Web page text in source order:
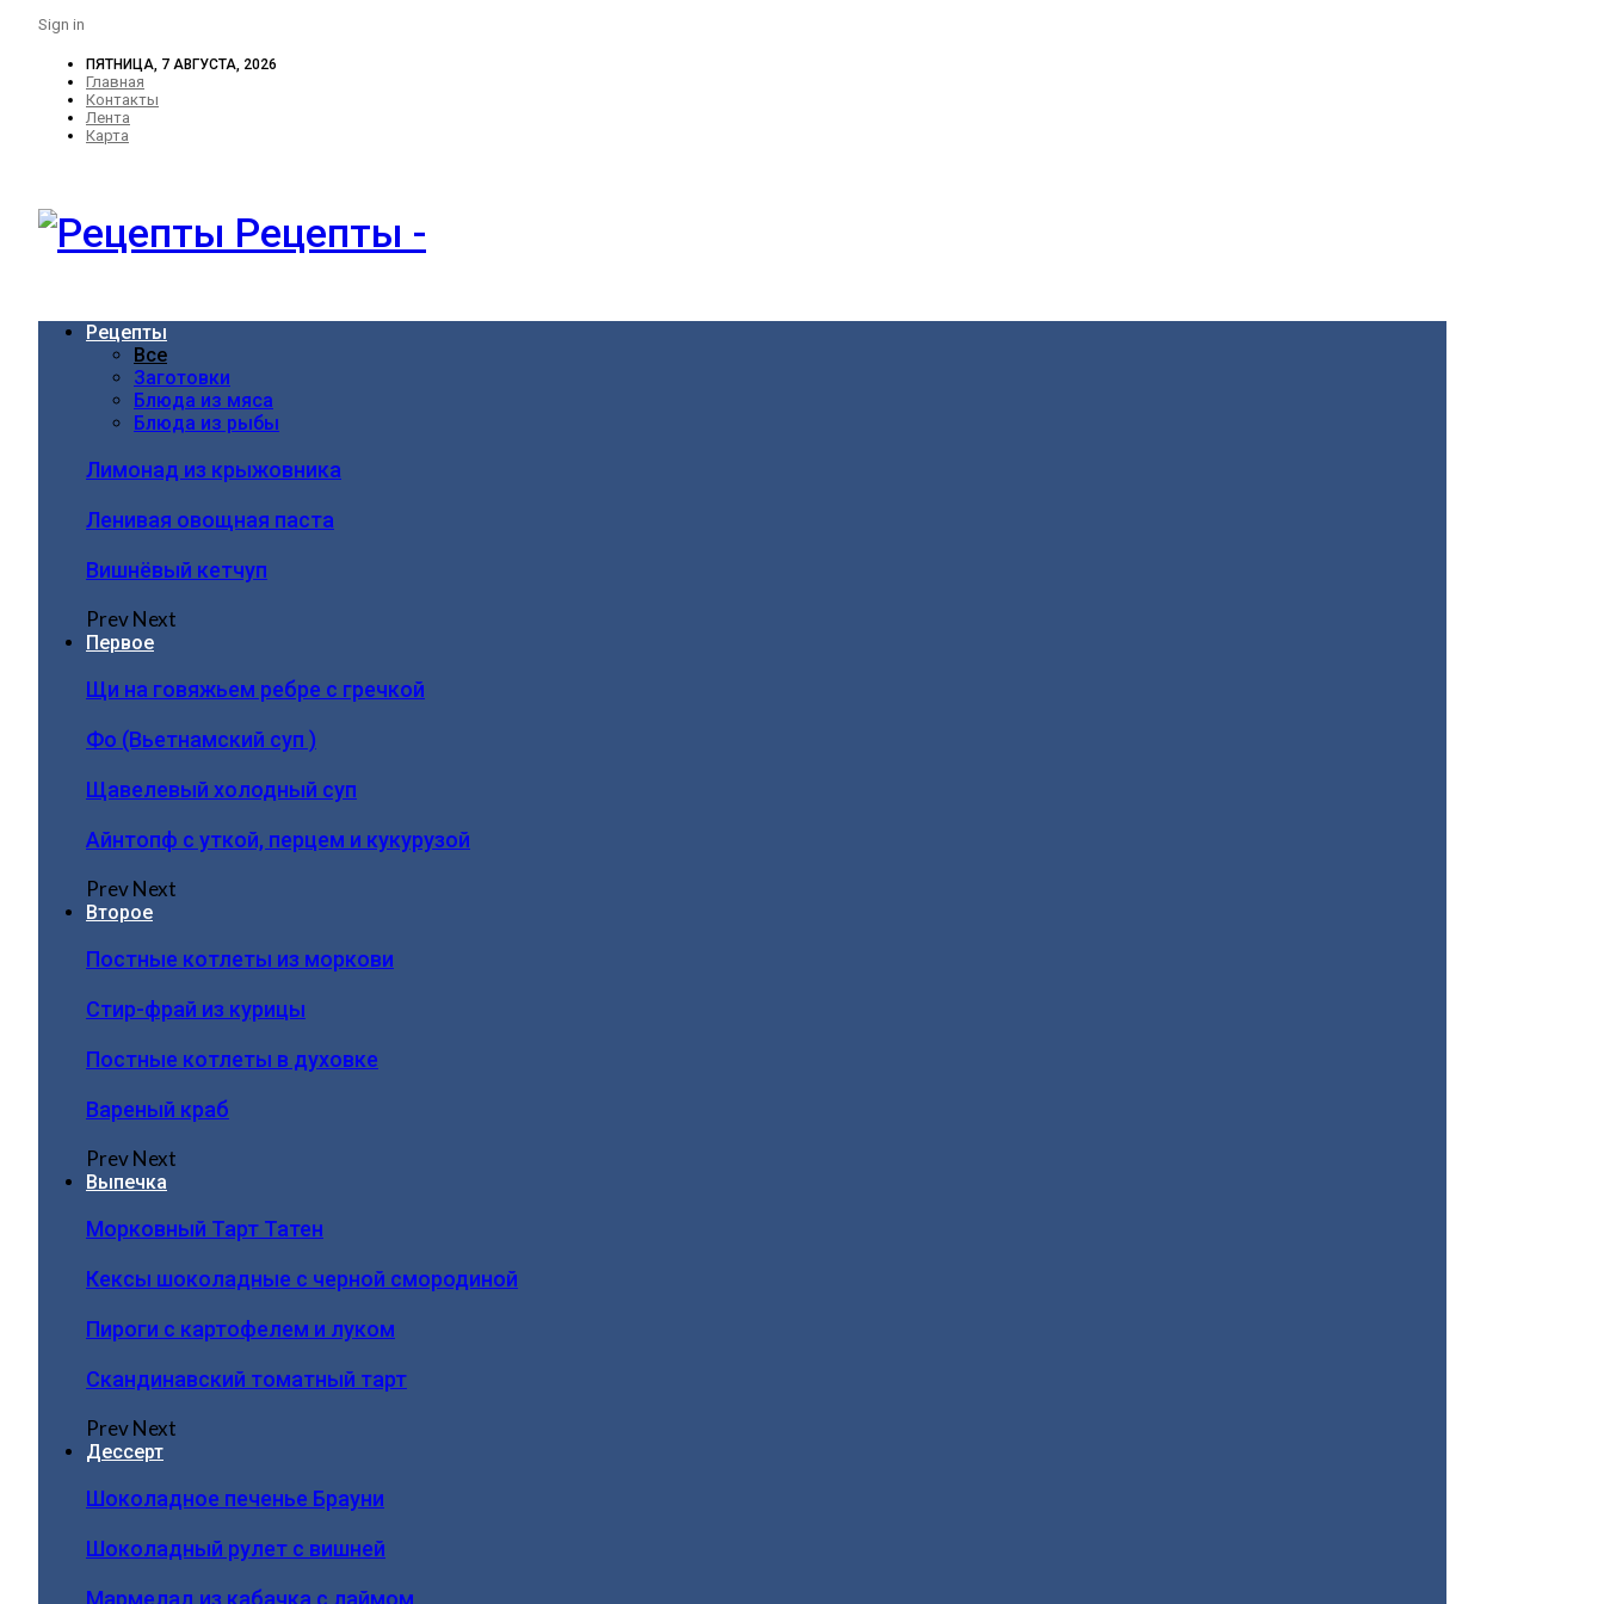
Sign in
ПЯТНИЦА, 7 АВГУСТА, 2026
Главная
Контакты
Лента
Карта
Рецепты -
Рецепты
Все
Заготовки
Блюда из мяса
Блюда из рыбы
Лимонад из крыжовника
Ленивая овощная паста
Вишнёвый кетчуп
PrevNext
Первое
Щи на говяжьем ребре с гречкой
Фо (Вьетнамский суп )
Щавелевый холодный суп
Айнтопф с уткой, перцем и кукурузой
PrevNext
Второе
Постные котлеты из моркови
Стир-фрай из курицы
Постные котлеты в духовке
Вареный краб
PrevNext
Выпечка
Морковный Тарт Татен
Кексы шоколадные с черной смородиной
Пироги c картофелем и луком
Скандинавский томатный тарт
PrevNext
Дессерт
Шоколадное печенье Брауни
Шоколадный рулет с вишней
Мармелад из кабачка с лаймом